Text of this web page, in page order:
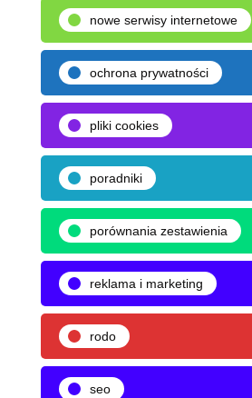
nowe serwisy internetowe
ochrona prywatności
pliki cookies
poradniki
porównania zestawienia
reklama i marketing
rodo
seo